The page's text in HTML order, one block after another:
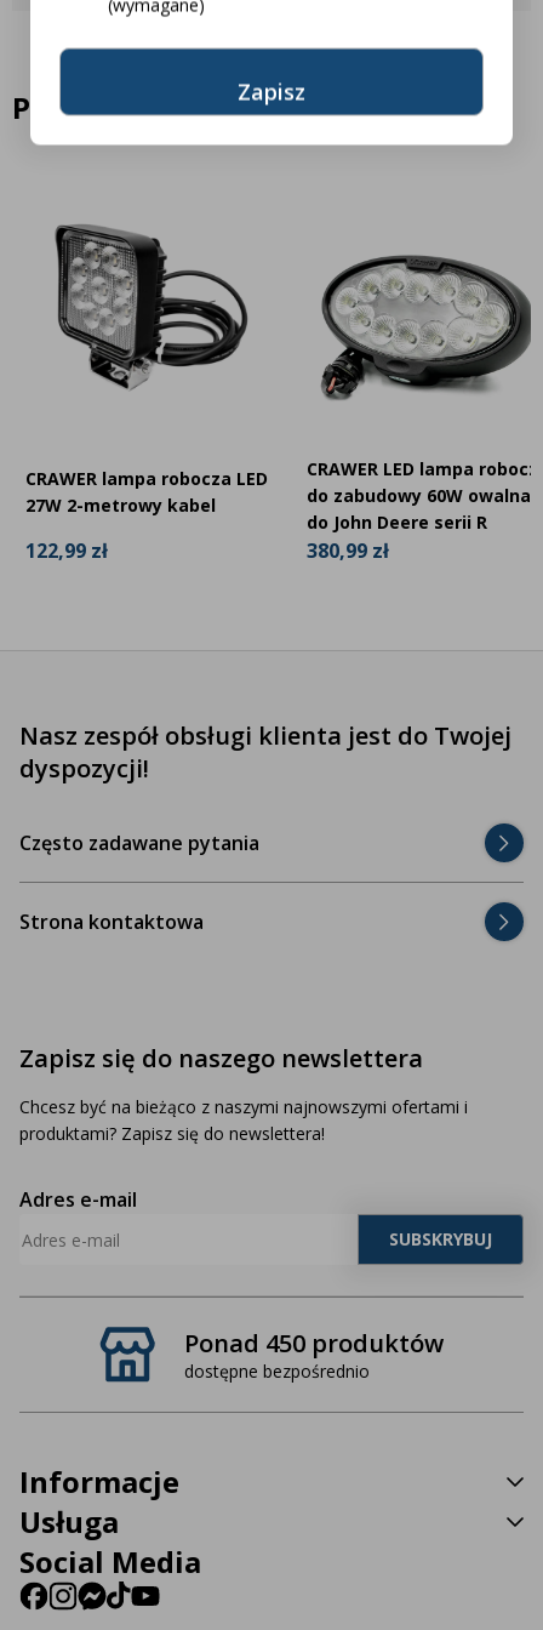
Marka Crawer to gwarancja trwałości, wydajności i
niezawodności – wybór profesjonalistów, którzy oczekują
maksymalnej jakości w oświetleniu roboczym.
CRAWER LED CR-1055-40
dalekosiężnym, idealną do pracy na większym dystansie.
Podobne produkty
CRAWER lampa robocza LED
27W 2-metrowy kabel
122,99 zł
CRAWER LED lampa
do zabudowy 60W owalna
do John Deere serii R
380,99 zł
Ponad 450 produktów
dostępne bezpośrednio
Nasz zespół obsługi klienta jest do Twojej
dyspozycji!
Często zadawane pytania
Strona kontaktowa
Zapisz się do naszego newslettera
Chcesz być na bieżąco z naszymi najnowszymi ofertami i
produktami? Zapisz się do newslettera!
Adres e-mail
Informacje
Usługa
Social Media
(wymagane)